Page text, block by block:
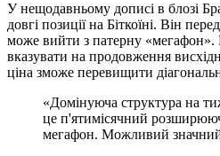
У нещодавньому дописі в блозі
довгі позиції на Біткоїні. Він
може вийти з патерну «мегафон».
вказувати на продовження
ціна зможе перевищити
«Домінуюча структура на
це п'ятимісячний
мегафон. Можливий